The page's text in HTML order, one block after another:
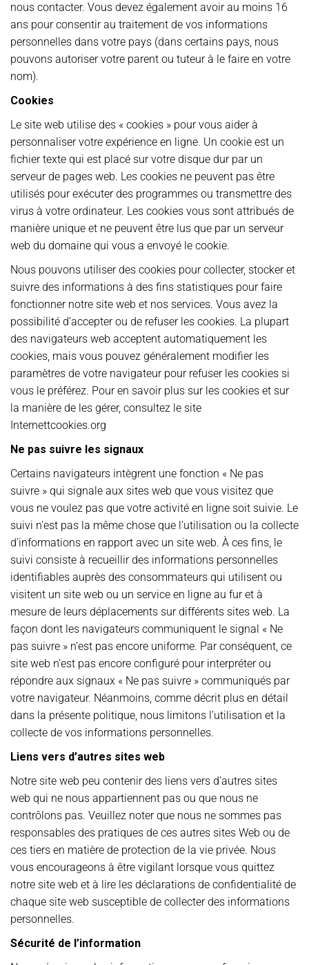
nous contacter. Vous devez également avoir au moins 16
ans pour consentir au traitement de vos informations
personnelles dans votre pays (dans certains pays, nous
pouvons autoriser votre parent ou tuteur à le faire en votre
nom).
Cookies
Le site web utilise des « cookies » pour vous aider à
personnaliser votre expérience en ligne. Un cookie est un
fichier texte qui est placé sur votre disque dur par un
serveur de pages web. Les cookies ne peuvent pas être
utilisés pour exécuter des programmes ou transmettre des
virus à votre ordinateur. Les cookies vous sont attribués de
manière unique et ne peuvent être lus que par un serveur
web du domaine qui vous a envoyé le cookie.
Nous pouvons utiliser des cookies pour collecter, stocker et
suivre des informations à des fins statistiques pour faire
fonctionner notre site web et nos services. Vous avez la
possibilité d’accepter ou de refuser les cookies. La plupart
des navigateurs web acceptent automatiquement les
cookies, mais vous pouvez généralement modifier les
paramètres de votre navigateur pour refuser les cookies si
vous le préférez. Pour en savoir plus sur les cookies et sur
la manière de les gérer, consultez le site
Internettcookies.org
Ne pas suivre les signaux
Certains navigateurs intègrent une fonction « Ne pas
suivre » qui signale aux sites web que vous visitez que
vous ne voulez pas que votre activité en ligne soit suivie. Le
suivi n’est pas la même chose que l’utilisation ou la collecte
d’informations en rapport avec un site web. À ces fins, le
suivi consiste à recueillir des informations personnelles
identifiables auprès des consommateurs qui utilisent ou
visitent un site web ou un service en ligne au fur et à
mesure de leurs déplacements sur différents sites web. La
façon dont les navigateurs communiquent le signal « Ne
pas suivre » n’est pas encore uniforme. Par conséquent, ce
site web n’est pas encore configuré pour interpréter ou
répondre aux signaux « Ne pas suivre » communiqués par
votre navigateur. Néanmoins, comme décrit plus en détail
dans la présente politique, nous limitons l’utilisation et la
collecte de vos informations personnelles.
Liens vers d’autres sites web
Notre site web peu contenir des liens vers d’autres sites
web qui ne nous appartiennent pas ou que nous ne
contrôlons pas. Veuillez noter que nous ne sommes pas
responsables des pratiques de ces autres sites Web ou de
ces tiers en matière de protection de la vie privée. Nous
vous encourageons à être vigilant lorsque vous quittez
notre site web et à lire les déclarations de confidentialité de
chaque site web susceptible de collecter des informations
personnelles.
Sécurité de l’information